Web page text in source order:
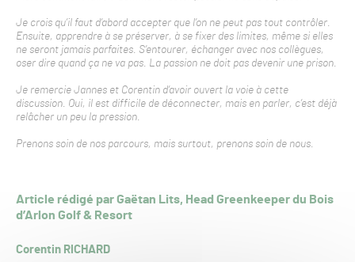
Je crois qu’il faut d’abord accepter que l’on ne peut pas tout contrôler.
Ensuite, apprendre à se préserver, à se fixer des limites, même si elles
ne seront jamais parfaites. S’entourer, échanger avec nos collègues,
oser dire quand ça ne va pas. La passion ne doit pas devenir une prison.
Je remercie Jannes et Corentin d’avoir ouvert la voie à cette
discussion. Oui, il est difficile de déconnecter, mais en parler, c’est déjà
relâcher un peu la pression.
Prenons soin de nos parcours, mais surtout, prenons soin de nous.
Article rédigé par Gaëtan Lits, Head Greenkeeper du Bois
d’Arlon Golf & Resort
Corentin RICHARD